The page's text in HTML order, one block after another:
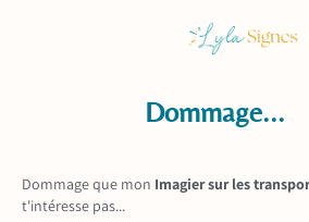
Dommage...
Dommage que mon Imagier sur les
t'intéresse pas...